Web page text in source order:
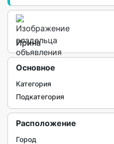
Ирина
Основное
Категория
Подкатегория
Расположение
Город